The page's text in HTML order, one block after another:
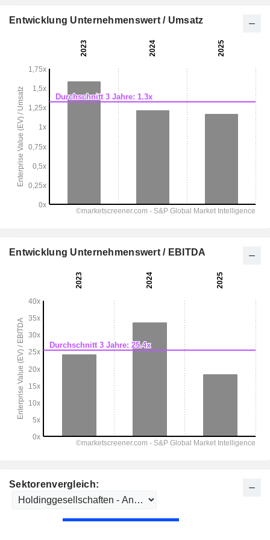
Sektorenvergleich:
Entwicklung Unternehmenswert / Umsatz
Entwicklung Unternehmenswert / EBITDA